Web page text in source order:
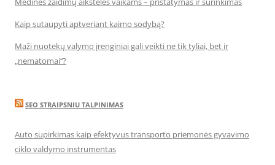
Kaip sutaupyti aptveriant kaimo sodybą?
Maži nuotekų valymo įrenginiai gali veikti ne tik tyliai, bet ir
„nematomai‘‘?
SEO STRAIPSNIU TALPINIMAS
Auto supirkimas kaip efektyvus transporto priemonės gyvavimo
ciklo valdymo instrumentas